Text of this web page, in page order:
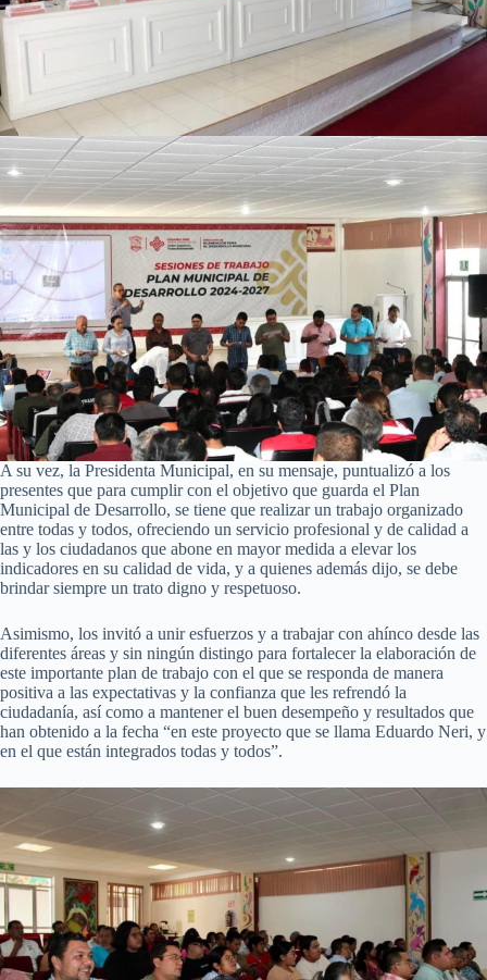
A su vez, la Presidenta Municipal, en su mensaje, puntualizó a los
presentes que para cumplir con el objetivo que guarda el Plan
Municipal de Desarrollo, se tiene que realizar un trabajo organizado
entre todas y todos, ofreciendo un servicio profesional y de calidad a
las y los ciudadanos que abone en mayor medida a elevar los
indicadores en su calidad de vida, y a quienes además dijo, se debe
brindar siempre un trato digno y respetuoso.
Asimismo, los invitó a unir esfuerzos y a trabajar con ahínco desde las
diferentes áreas y sin ningún distingo para fortalecer la elaboración de
este importante plan de trabajo con el que se responda de manera
positiva a las expectativas y la confianza que les refrendó la
ciudadanía, así como a mantener el buen desempeño y resultados que
han obtenido a la fecha “en este proyecto que se llama Eduardo Neri, y
en el que están integrados todas y todos”.